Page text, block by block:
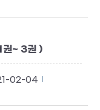
권~ 3권 )
02-04